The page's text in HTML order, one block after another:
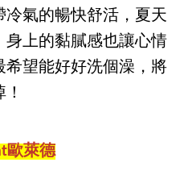
氣的暢快舒活，夏天
身上的黏膩感也讓心情
希望能好好洗個澡，將
歐萊德